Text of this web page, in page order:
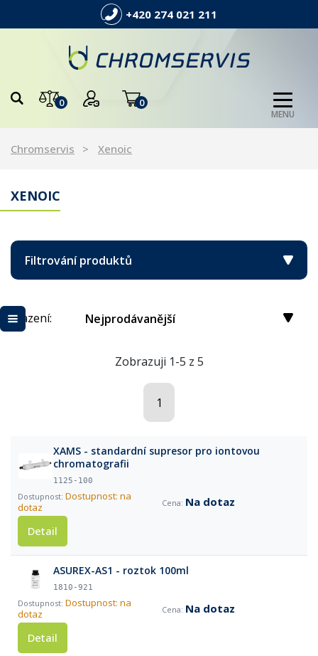
+420 274 021 211
0 0
MENU
Chromservis Xenoic
XENOIC
Filtrování produktů
Řazení: Nejprodávanější
Zobrazuji 1-5 z 5
1
XAMS - standardní supresor pro iontovou
chromatografii
1125-100
Dostupnost: na
dotaz
Na dotaz
Detail
ASUREX-AS1 - roztok 100ml
1810-921
Dostupnost: na
dotaz
Na dotaz
Detail